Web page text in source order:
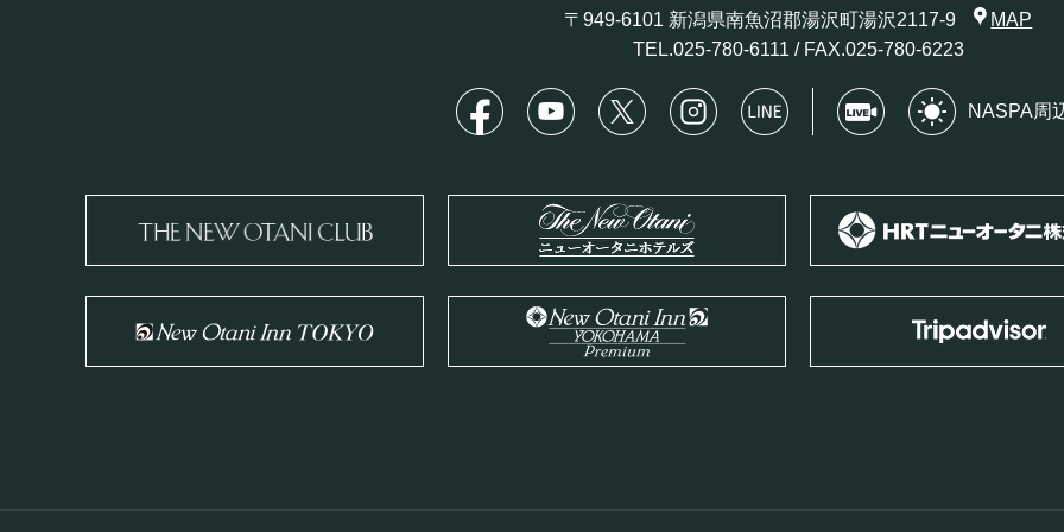
〒949-6101 新潟県南魚沼郡湯沢町湯沢2117-9
MAP
TEL.025-780-6111 / FAX.025-780-6223
NASPA周